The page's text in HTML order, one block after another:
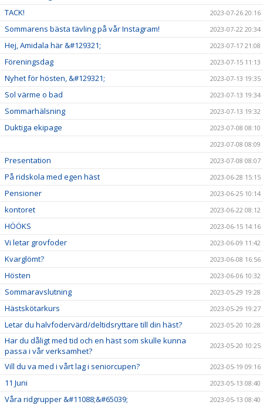
TACK! 2023-07-26 20:16
Sommarens bästa tävling på vår Instagram! 2023-07-22 20:34
Hej, Amidala här &#129321; 2023-07-17 21:08
Föreningsdag 2023-07-15 11:13
Nyhet för hösten, &#129321; 2023-07-13 19:35
Sol värme o bad 2023-07-13 19:34
Sommarhälsning 2023-07-13 19:32
Duktiga ekipage
2023-07-08 08:10
2023-07-08 08:09
Presentation 2023-07-08 08:07
På ridskola med egen häst 2023-06-28 15:15
Pensioner 2023-06-25 10:14
kontoret 2023-06-22 08:12
HÖÖKS 2023-06-15 14:16
Vi letar grovfoder 2023-06-09 11:42
Kvarglömt? 2023-06-08 16:56
Hösten 2023-06-06 10:32
Sommaravslutning 2023-05-29 19:28
Hästskötarkurs 2023-05-29 19:27
Letar du halvfodervärd/deltidsryttare till din häst? 2023-05-20 10:28
Har du dåligt med tid och en häst som skulle kunna
passa i vår verksamhet?
2023-05-20 10:25
Vill du va med i vårt lag i seniorcupen? 2023-05-19 09:16
11 Juni 2023-05-13 08:40
Våra ridgrupper &#11088;&#65039; 2023-05-13 08:40